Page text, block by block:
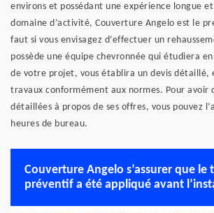
environs et possédant une expérience longue et
domaine d’activité, Couverture Angelo est le
faut si vous envisagez d’effectuer un
possède une équipe chevronnée qui étudiera
de votre projet, vous établira un devis détaillé,
travaux conformément aux normes. Pour avoir
détaillées à propos de ses offres, vous pouvez
heures de bureau.
Couverture Angelo s’assurer que
préventif a été appliqué avant